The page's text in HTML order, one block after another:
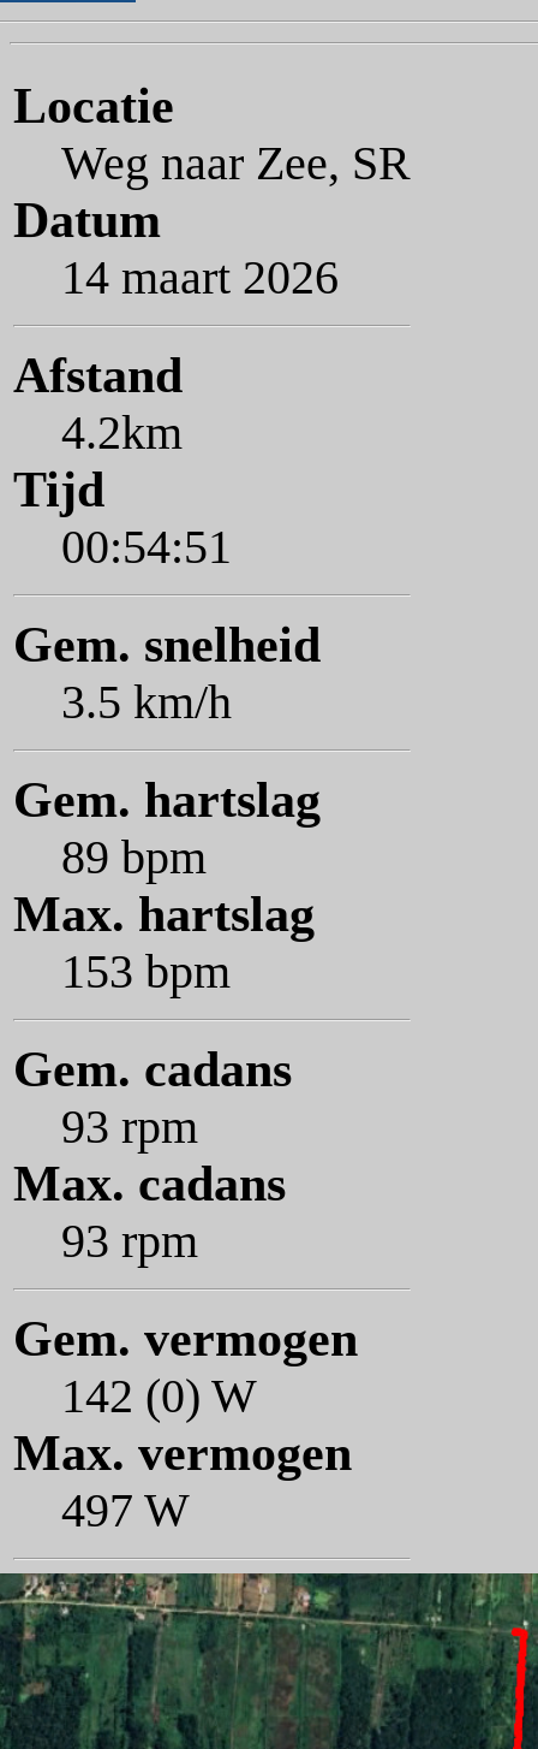
Locatie
Weg naar Zee, SR
Datum
14 maart 2026
Afstand
4.2km
Tijd
00:54:51
Gem. snelheid
3.5 km/h
Gem. hartslag
89 bpm
Max. hartslag
153 bpm
Gem. cadans
93 rpm
Max. cadans
93 rpm
Gem. vermogen
142 (0) W
Max. vermogen
497 W